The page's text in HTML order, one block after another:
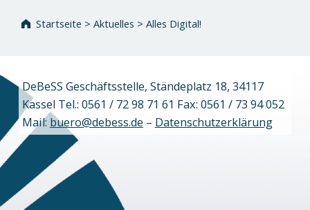
Startseite > Aktuelles > Alles Digital!
DeBeSS Geschäftsstelle, Ständeplatz 18, 34117
Kassel Tel.: 0561 / 72 98 71 61 Fax: 0561 / 73 94 052
Mail: buero@debess.de – Datenschutzerklärung